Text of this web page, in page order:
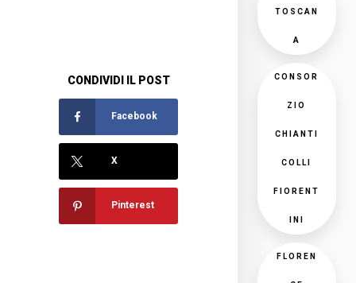
CONDIVIDI IL POST
Facebook
X
Pinterest
TOSCAN
A
CONSOR
ZIO
CHIANTI
COLLI
FIORENT
INI
FLOREN